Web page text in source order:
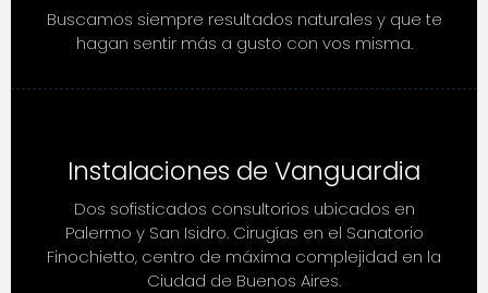
Buscamos siempre resultados naturales y que te
hagan sentir más a gusto con vos misma.
Instalaciones de Vanguardia
Dos sofisticados consultorios ubicados en
Palermo y San Isidro. Cirugías en el Sanatorio
Finochietto, centro de máxima complejidad en la
Ciudad de Buenos Aires.